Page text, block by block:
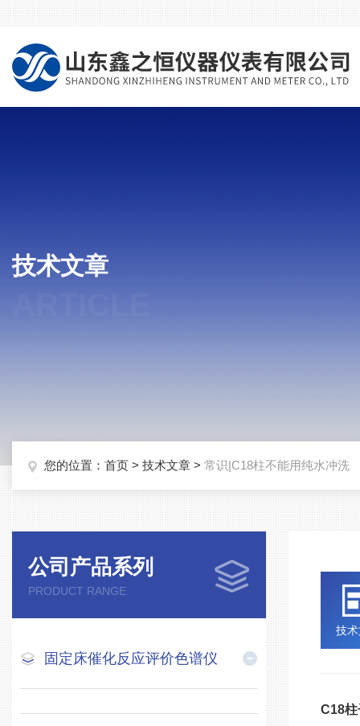
技术文章
您的位置： 首页 > 技术文章 > 常识|C18柱不能用纯水冲洗
公司产品系列
PRODUCT RANGE
固定床催化反应评价色谱仪
技
C18柱